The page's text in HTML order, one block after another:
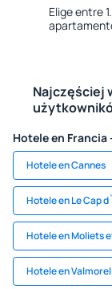
Elige entre
Najczęściej
Hotele en
Hotele en Cannes
Hotele en Le Cap
Hotele en Moliets
Hotele en Valmorel